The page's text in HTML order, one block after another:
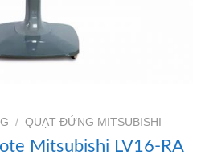
/ QUẠT ĐỨNG MITSUBISHI
Mitsubishi LV16-RA